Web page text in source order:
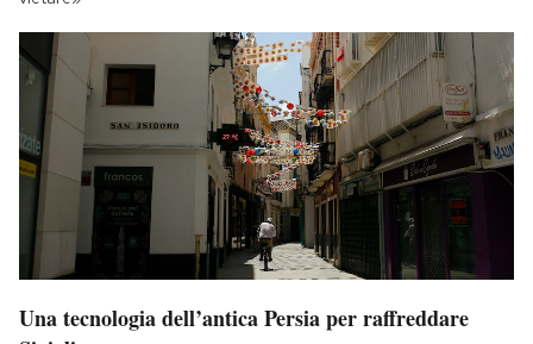
Una tecnologia dell’antica Persia per raffreddare